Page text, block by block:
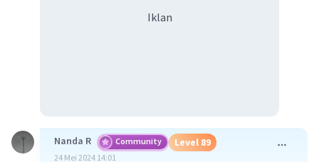
Iklan
Nanda R Community Level 89
24 Mei 2024 14:01